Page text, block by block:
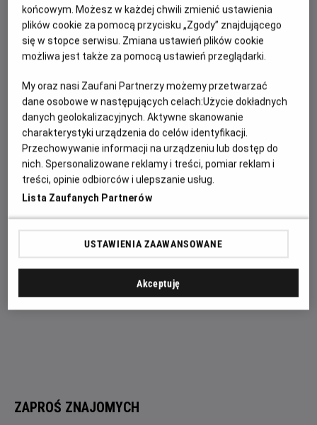
społecznym, spotyka - nawiedzanego przez przeszłość,
niewidomego muzyka Tomonę - młodego kapłana
tradycyjnego instrumentu – biwy.
tańca, obaj szybko stają się partnerami biznesowymi i
nierozłącznymi przyjaciółmi, a tłumy gromadzą się na ich
elektryzujących, wyjątkowych koncertach.
Inu-oh i Tomona tańczą i śpiewają, aby odkryć, skąd
pochodzą ich talenty, w czasie, gdy zespołowi grozi
rozpad.
ZAPROŚ ZNAJOMYCH
końcowym. Możesz w każdej chwili zmienić ustawienia
plików cookie za pomocą przycisku „Zgody” znajdującego
się w stopce serwisu. Zmiana ustawień plików cookie
możliwa jest także za pomocą ustawień przeglądarki.
My oraz nasi Zaufani Partnerzy możemy przetwarzać
dane osobowe w następujących celach:Użycie dokładnych
danych geolokalizacyjnych. Aktywne skanowanie
charakterystyki urządzenia do celów identyfikacji.
Przechowywanie informacji na urządzeniu lub dostęp do
nich. Spersonalizowane reklamy i treści, pomiar reklam i
treści, opinie odbiorców i ulepszanie usług.
Lista Zaufanych Partnerów
USTAWIENIA ZAAWANSOWANE
Akceptuję